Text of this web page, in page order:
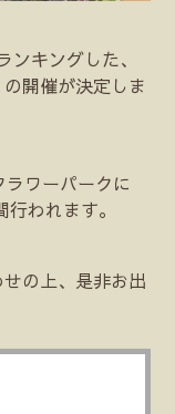
ンキングした、
の開催が決定しま
ワーパークに
われます。
の上、是非お出